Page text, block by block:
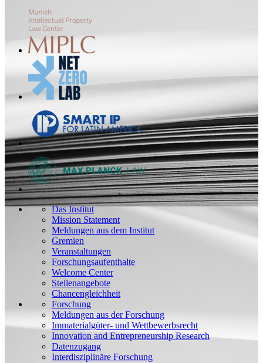
Das Institut
Mission Statement
Meldungen aus dem Institut
Gremien
Veranstaltungen
Forschungsaufenthalte
Welcome Center
Stellenangebote
Chancengleichheit
Forschung
Meldungen aus der Forschung
Immaterialgüter- und Wettbewerbsrecht
Innovation and Entrepreneurship Research
Datenzugang
Interdisziplinäre Forschung